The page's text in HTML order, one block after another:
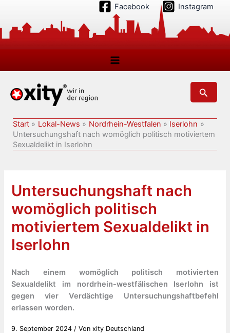
springen
Facebook Instagram
Suchen
Start Lokal-News Nordrhein-Westfalen
Iserlohn
Untersuchungshaft nach womöglich politisch motiviertem
Sexualdelikt in Iserlohn
Untersuchungshaft nach
womöglich politisch
motiviertem Sexualdelikt in
Iserlohn
Nach einem womöglich politisch motivierten
Sexualdelikt im nordrhein-westfälischen Iserlohn ist
gegen vier Verdächtige Untersuchungshaftbefehl
erlassen worden.
9. September 2024 / Vonxity Deutschland